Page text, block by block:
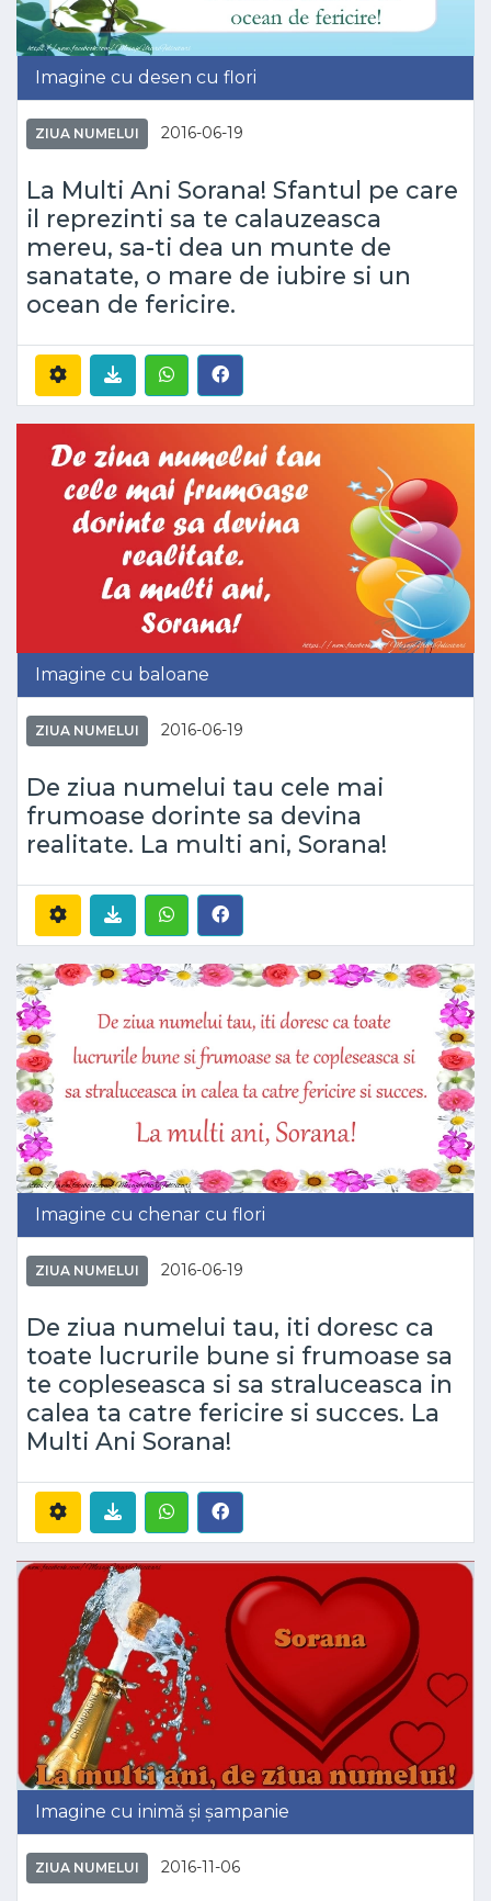
Imagine cu desen cu flori
ZIUA NUMELUI 2016-06-19
La Multi Ani Sorana! Sfantul pe care
il reprezinti sa te calauzeasca
mereu, sa-ti dea un munte de
sanatate, o mare de iubire si un
ocean de fericire.
Imagine cu baloane
ZIUA NUMELUI 2016-06-19
De ziua numelui tau cele mai
frumoase dorinte sa devina
realitate. La multi ani, Sorana!
Imagine cu chenar cu flori
ZIUA NUMELUI 2016-06-19
De ziua numelui tau, iti doresc ca
toate lucrurile bune si frumoase sa
te copleseasca si sa straluceasca in
calea ta catre fericire si succes. La
Multi Ani Sorana!
Imagine cu inimă și șampanie
ZIUA NUMELUI 2016-11-06